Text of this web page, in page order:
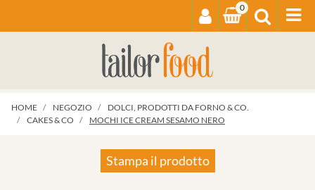
0
HOME NEGOZIO
DOLCI, PRODOTTI DA FORNO & CO.
CAKES & CO
MOCHI ICE CREAM SESAMO NERO
Stampa il prodotto